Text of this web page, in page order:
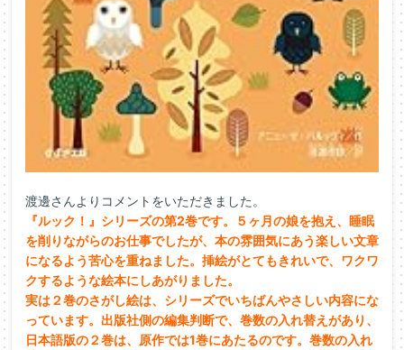
渡邊さんよりコメントをいただきました。
『ルック！』シリーズの第2巻です。５ヶ月の娘を抱え、睡眠
を削りながらのお仕事でしたが、本の雰囲気にあう楽しい文章
になるよう苦心を重ねました。挿絵がとてもきれいで、ワクワ
クするような絵本にしあがりました。
実は２巻のさがし絵は、シリーズでいちばんやさしい内容にな
っています。出版社側の編集判断で、巻数の入れ替えがあり、
日本語版の２巻は、原作では1巻にあたるのです。巻数の入れ